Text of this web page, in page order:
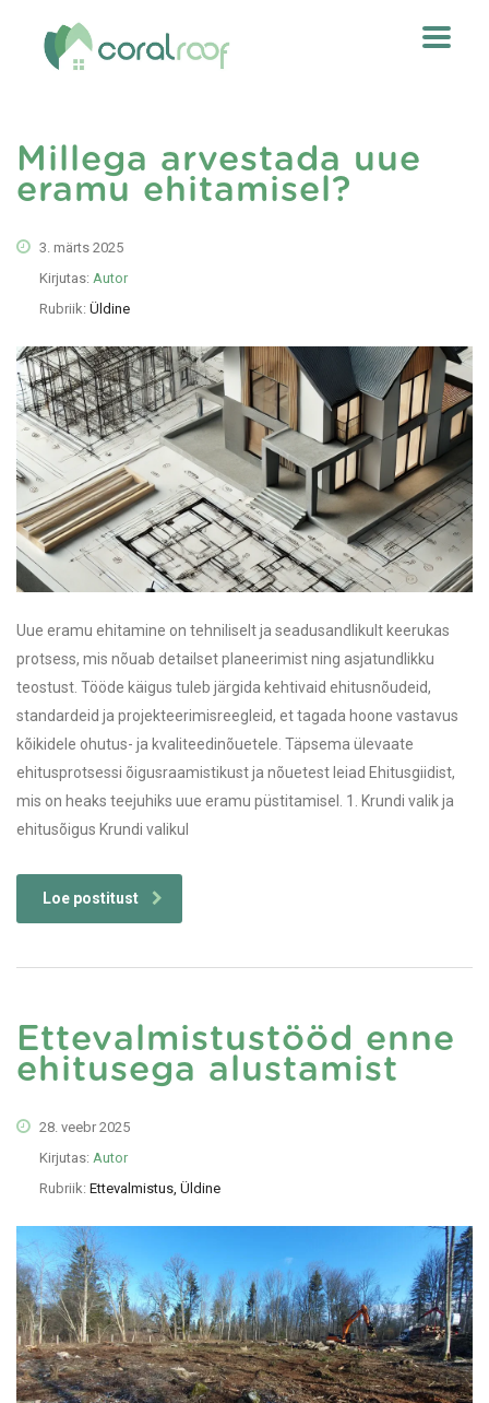
Millega arvestada uue
eramu ehitamisel?
3. märts 2025
Kirjutas: Autor
Rubriik: Üldine
Uue eramu ehitamine on tehniliselt ja seadusandlikult keerukas
protsess, mis nõuab detailset planeerimist ning asjatundlikku
teostust. Tööde käigus tuleb järgida kehtivaid ehitusnõudeid,
standardeid ja projekteerimisreegleid, et tagada hoone vastavus
kõikidele ohutus- ja kvaliteedinõuetele. Täpsema ülevaate
ehitusprotsessi õigusraamistikust ja nõuetest leiad Ehitusgiidist,
mis on heaks teejuhiks uue eramu püstitamisel. 1. Krundi valik ja
ehitusõigus Krundi valikul
Loe postitust
Ettevalmistustööd enne
ehitusega alustamist
28. veebr 2025
Kirjutas: Autor
Rubriik: Ettevalmistus, Üldine